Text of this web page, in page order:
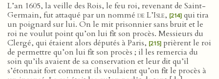
L’an 1605, la veille des Rois, le feu roi, revenant de Saint-
Germain, fut attaqué par un nommé de L’Isle, [214] qui tira
un poignard sur lui. On le mit prisonnier sans bruit et le
roi ne voulut point qu’on lui fît son procès. Messieurs du
Clergé, qui étaient alors députés à Paris, [215] prièrent le roi
de permettre qu’on lui fît son procès ; il les remercia du
soin qu’ils avaient de sa conservation et leur dit qu’il
s’étonnait fort comment ils voulaient qu’on fît le procès à